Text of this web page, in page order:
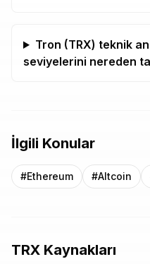
Tron (TRX) teknik
seviyelerini nereden
İlgili Konular
#Ethereum #Altcoin
TRX Kaynakları